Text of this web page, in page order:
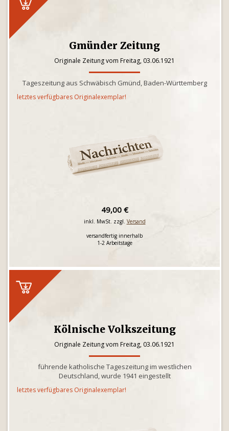
Gmünder Zeitung
Originale Zeitung vom Freitag, 03.06.1921
Tageszeitung aus Schwäbisch Gmünd, Baden-Württemberg
letztes verfügbares Originalexemplar!
49,00 €
inkl. MwSt. zzgl. Versand
versandfertig innerhalb
1-2 Arbeitstage
Kölnische Volkszeitung
Originale Zeitung vom Freitag, 03.06.1921
führende katholische Tageszeitung im westlichen
Deutschland, wurde 1941 eingestellt
letztes verfügbares Originalexemplar!